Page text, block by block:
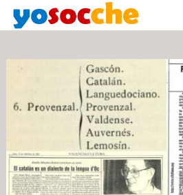
Month:July 2024